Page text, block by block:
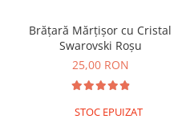
Brățară Mărțișor cu Cristal
Swarovski Roșu
25,00 RON
STOC EPUIZAT